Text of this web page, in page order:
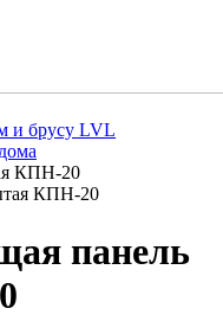
и брусу LVL
КПН-20
панель